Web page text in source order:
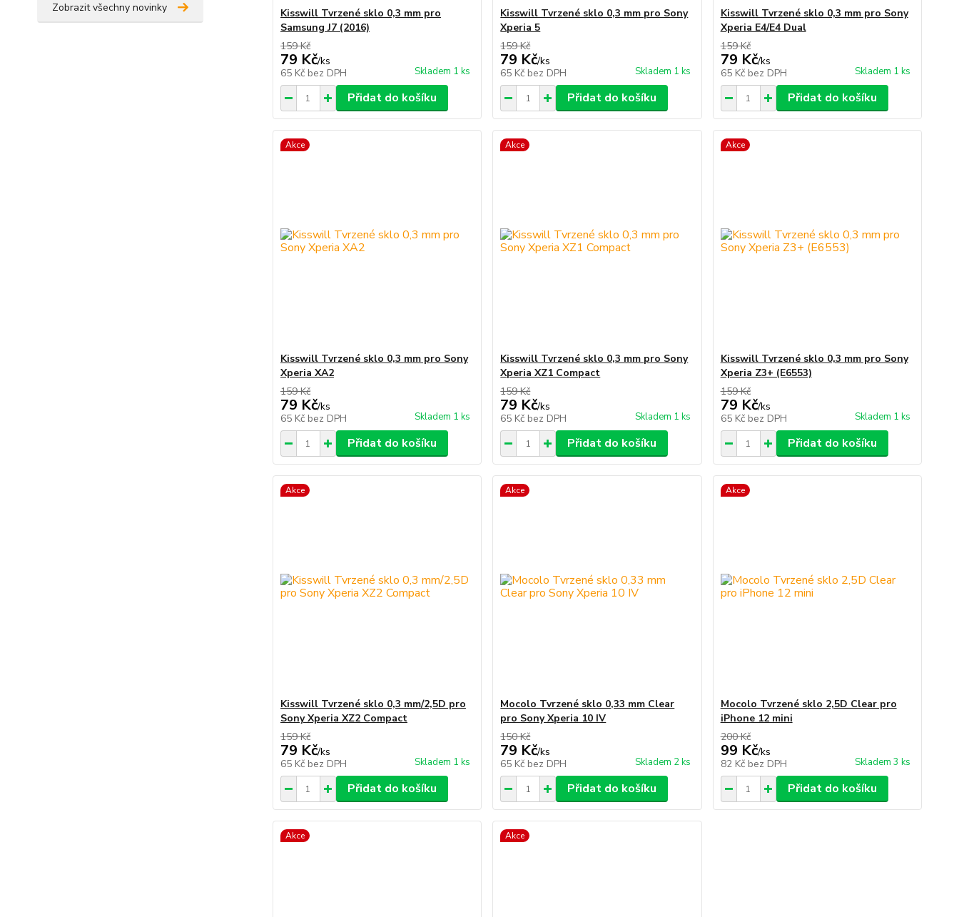
Zobrazit všechny novinky
Kisswill Tvrzené sklo 0,3 mm pro
Samsung J7 (2016)
159 Kč
79 Kč/ks
65 Kč bez DPH Skladem 1 ks
Přidat do košíku
Kisswill Tvrzené sklo 0,3 mm pro Sony
Xperia 5
159 Kč
79 Kč/ks
65 Kč bez DPH Skladem 1 ks
Přidat do košíku
Kisswill Tvrzené sklo 0,3 mm pro Sony
Xperia E4/E4 Dual
159 Kč
79 Kč/ks
65 Kč bez DPH Skladem 1 ks
Přidat do košíku
Akce
Kisswill Tvrzené sklo 0,3 mm pro Sony
Xperia XA2
159 Kč
79 Kč/ks
65 Kč bez DPH Skladem 1 ks
Přidat do košíku
Akce
Kisswill Tvrzené sklo 0,3 mm pro Sony
Xperia XZ1 Compact
159 Kč
79 Kč/ks
65 Kč bez DPH Skladem 1 ks
Přidat do košíku
Akce
Kisswill Tvrzené sklo 0,3 mm pro Sony
Xperia Z3+ (E6553)
159 Kč
79 Kč/ks
65 Kč bez DPH Skladem 1 ks
Přidat do košíku
Akce
Kisswill Tvrzené sklo 0,3 mm/2,5D pro
Sony Xperia XZ2 Compact
159 Kč
79 Kč/ks
65 Kč bez DPH Skladem 1 ks
Přidat do košíku
Akce
Mocolo Tvrzené sklo 0,33 mm Clear
pro Sony Xperia 10 IV
150 Kč
79 Kč/ks
65 Kč bez DPH Skladem 2 ks
Přidat do košíku
Akce
Mocolo Tvrzené sklo 2,5D Clear pro
iPhone 12 mini
200 Kč
99 Kč/ks
82 Kč bez DPH Skladem 3 ks
Přidat do košíku
Akce Akce